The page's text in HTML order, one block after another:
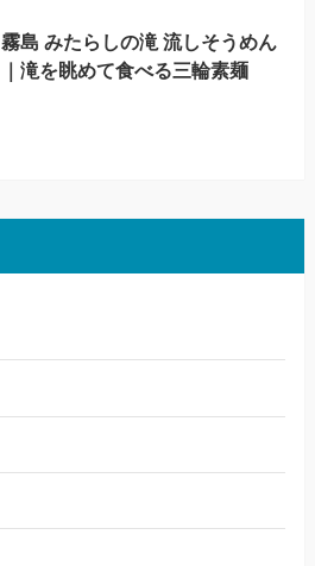
霧島 みたらしの滝 流しそうめん
｜滝を眺めて食べる三輪素麺